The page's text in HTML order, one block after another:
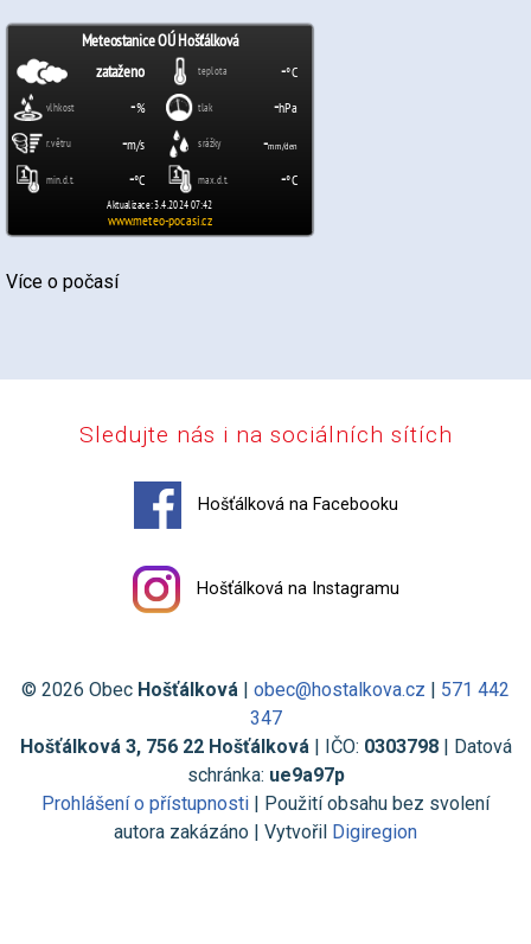
Více o počasí
Sledujte nás i na sociálních sítích
Hošťálková na Facebooku
Hošťálková na Instagramu
© 2026 Obec Hošťálková | obec@hostalkova.cz | 571 442
347
Hošťálková 3, 756 22 Hošťálková| IČO: 0303798| Datová
schránka: ue9a97p
Prohlášení o přístupnosti | Použití obsahu bez svolení
autora zakázáno | Vytvořil Digiregion